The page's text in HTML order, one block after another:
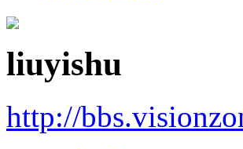
liuyishu
http://